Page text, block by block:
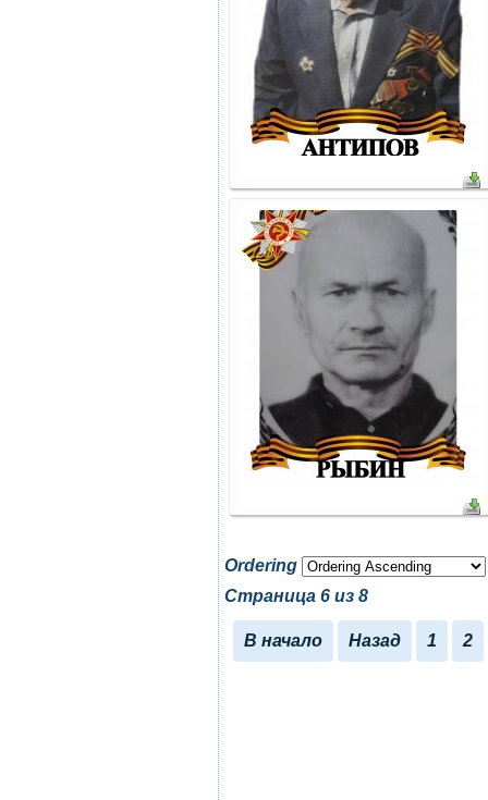
Ordering
Страница 6 из 8
В начало Назад 1 2